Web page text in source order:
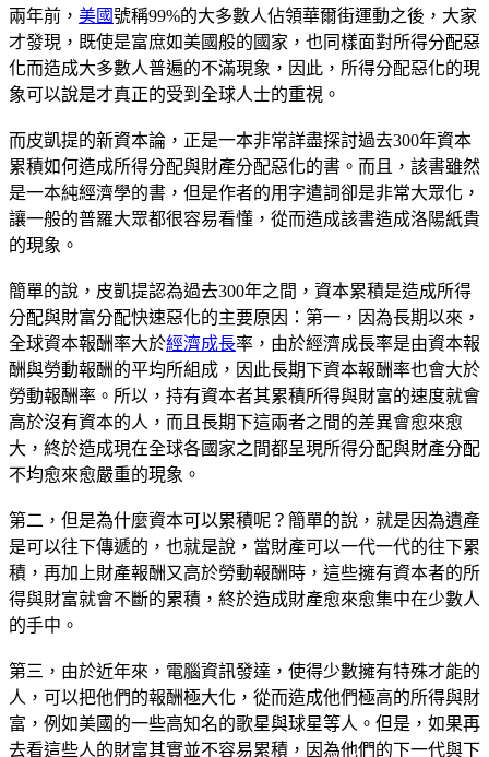
兩年前， 美國號稱99%的大多數人佔領華爾街運動之後，大家
才發現，既使是富庶如美國般的國家，也同樣面對所得分配惡
化而造成大多數人普遍的不滿現象，因此，所得分配惡化的現
象可以說是才真正的受到全球人士的重視。
而皮凱提的新資本論，正是一本非常詳盡探討過去300年資本
累積如何造成所得分配與財產分配惡化的書。而且，該書雖然
是一本純經濟學的書，但是作者的用字遣詞卻是非常大眾化，
讓一般的普羅大眾都很容易看懂，從而造成該書造成洛陽紙貴
的現象。
簡單的說，皮凱提認為過去300年之間，資本累積是造成所得
分配與財富分配快速惡化的主要原因：第一，因為長期以來，
全球資本報酬率大於經濟成長率，由於經濟成長率是由資本報
酬與勞動報酬的平均所組成，因此長期下資本報酬率也會大於
勞動報酬率。所以，持有資本者其累積所得與財富的速度就會
高於沒有資本的人，而且長期下這兩者之間的差異會愈來愈
大，終於造成現在全球各國家之間都呈現所得分配與財產分配
不均愈來愈嚴重的現象。
第二，但是為什麼資本可以累積呢？簡單的說，就是因為遺產
是可以往下傳遞的，也就是說，當財產可以一代一代的往下累
積，再加上財產報酬又高於勞動報酬時，這些擁有資本者的所
得與財富就會不斷的累積，終於造成財產愈來愈集中在少數人
的手中。
第三，由於近年來，電腦資訊發達，使得少數擁有特殊才能的
人，可以把他們的報酬極大化，從而造成他們極高的所得與財
富，例如美國的一些高知名的歌星與球星等人。但是，如果再
去看這些人的財富其實並不容易累積，因為他們的下一代與下